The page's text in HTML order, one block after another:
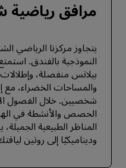
مرافق رياضية
يتجاوز مركزنا الرياضي
النموذجية بالفندق.
بيلاتس منفصلة،
والمساحات الخضراء، مع
شخصيين. خلال الفصول
الحصص والأنشطة في
المناظر الطبيعية
وديناميكيًا إلى روتين